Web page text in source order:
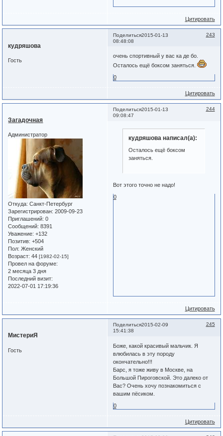
Цитировать
Поделиться 243
2015-01-13
08:48:08
кудряшова
Гость
очень спортивный у вас ка де бо.
Осталось ещё боксом заняться.
0
Цитировать
Поделиться 244
2015-01-13
09:08:47
Загадочная
Администратор
Откуда: Санкт-Петербург
Зарегистрирован: 2009-09-23
Приглашений: 0
Сообщений: 8391
Уважение: +132
Позитив: +504
Пол: Женский
Возраст: 44[1982-02-15]
Провел на форуме:
2 месяца 3 дня
Последний визит:
2022-07-01 17:19:36
кудряшова написал(а):
Осталось ещё боксом
заняться.
Вот этого точно не надо!
0
Цитировать
Поделиться 245
2015-02-09
15:41:38
МистериЯ
Гость
Боже, какой красивый мальчик. Я
влюбилась в эту породу
окончательно!!!
Барс, я тоже живу в Москве, на
Большой Пироговской. Это далеко от
Вас? Очень хочу познакомиться с
вашим пёсиком.
0
Цитировать